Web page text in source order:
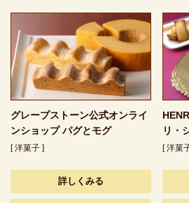
グレープストーン公式オンライ
ンショップ パグとモグ
[ 洋菓子 ]
詳しくみる
リ・
[ 洋菓